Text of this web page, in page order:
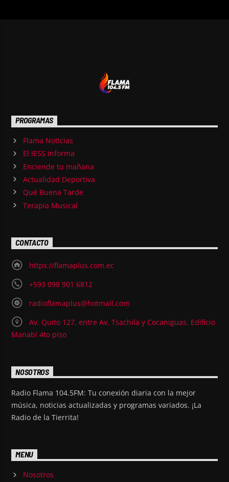
PROGRAMAS
Flama Noticias
El IESS informa
Enciende tu mañana
Actualidad Deportiva
Qué Buena Tarde
Terapia Musical
CONTACTO
https://flamaplus.com.ec
+593 098 901 6812
radioflamaplus@hotmail.com
Av. Quito 127, entre Av. Tsachila y Cocaniguas. Edificio
Manabí 4to piso
NOSOTROS
Radio Flama 104.5FM: Tu conexión diaria con la mejor
música, noticias actualizadas y programas variados. ¡La
Radio de la Tierrita!
MENU
Nosotros